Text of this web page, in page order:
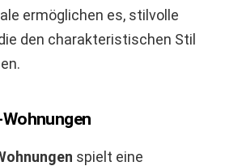
ermöglichen es, stilvolle
den charakteristischen Stil
spielt eine